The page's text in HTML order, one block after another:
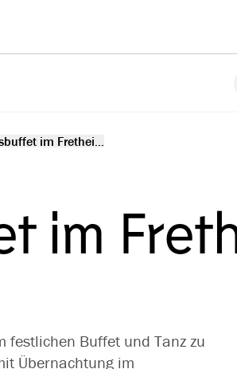
im Frethei...
im
festlichen Buffet und Tanz zu
Übernachtung im